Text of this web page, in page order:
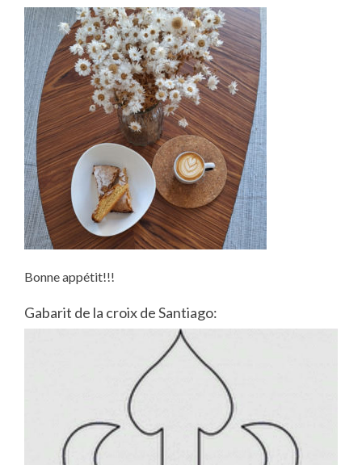
Bonne appétit!!!
Gabarit de la croix de Santiago: